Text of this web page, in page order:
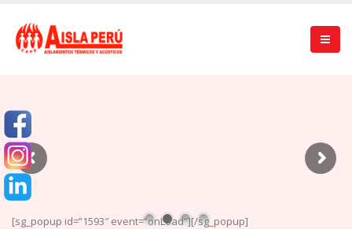
[sg_popup id=”1593″ event=”onLoad”][/sg_popup]